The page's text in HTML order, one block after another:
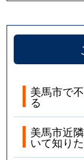
美馬市で
る
美馬市近
いて知り